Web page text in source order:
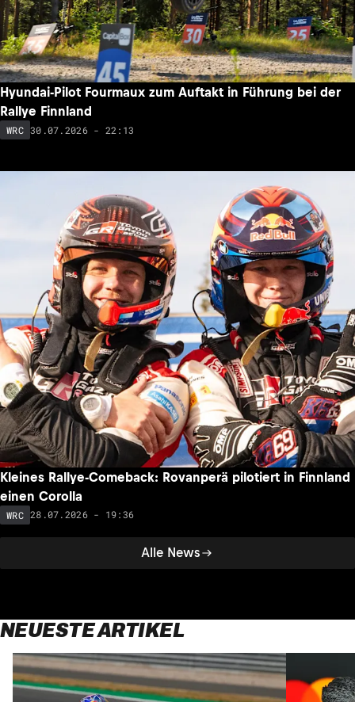
Alle News
Hyundai-Pilot Fourmaux zum Auftakt in Führung bei der
Rallye Finnland
WRC 30.07.2026 - 22:13
Kleines Rallye-Comeback: Rovanperä pilotiert in Finnland
einen Corolla
WRC 28.07.2026 - 19:36
NEUESTE ARTIKEL